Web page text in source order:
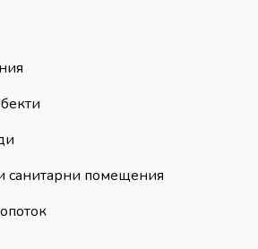
санитарни помещения